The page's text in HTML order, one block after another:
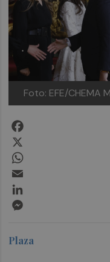
Foto: EFE/CHEMA
Plaza